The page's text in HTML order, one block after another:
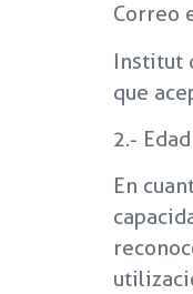
Correo
Institut
que
2.- Edad
En